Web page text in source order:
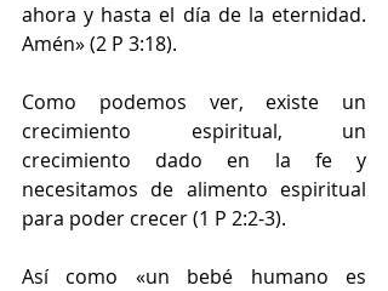
ahora y hasta el día de la eternidad.
Amén» (2 P 3:18).
Como podemos ver, existe un
crecimiento espiritual, un
crecimiento dado en la fe y
necesitamos de alimento espiritual
para poder crecer (1 P 2:2-3).
Así como «un bebé humano es